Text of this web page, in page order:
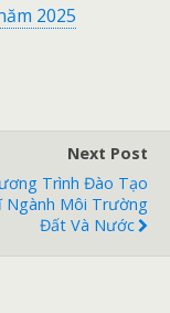
2025
Next Post
Trình Đào Tạo
Ngành Môi Trường
Đất Và Nước